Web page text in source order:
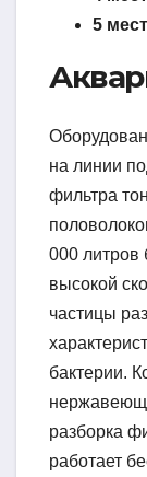
5
на линии
фильтра
000
высокой
частицы
бактерии.
разборка
работает